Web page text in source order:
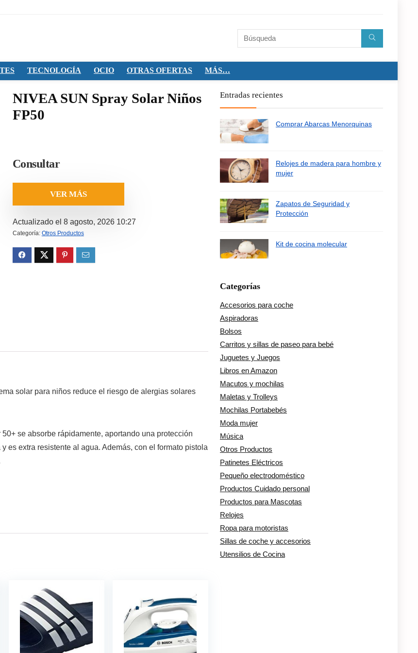
TECNOLOGÍA OCIO OTRAS OFERTAS MÁS…
NIVEA SUN Spray Solar Niños
FP50
Consultar
VER MÁS
Actualizado el 8 agosto, 2026 10:27
Categoría: Otros Productos
solar para niños reduce el riesgo de alergias solares
se absorbe rápidamente, aportando una protección
es extra resistente al agua. Además, con el formato pistola
Entradas recientes
Comprar Abarcas Menorquinas
Relojes de madera para hombre y
mujer
Zapatos de Seguridad y
Protección
Kit de cocina molecular
Categorías
Accesorios para coche
Aspiradoras
Bolsos
Carritos y sillas de paseo para bebé
Juguetes y Juegos
Libros en Amazon
Macutos y mochilas
Maletas y Trolleys
Mochilas Portabebés
Moda mujer
Música
Otros Productos
Patinetes Eléctricos
Pequeño electrodoméstico
Productos Cuidado personal
Productos para Mascotas
Relojes
Ropa para motoristas
Sillas de coche y accesorios
Utensilios de Cocina